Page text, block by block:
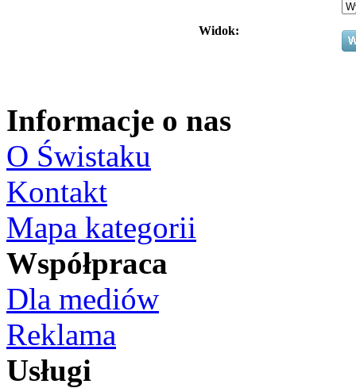
Widok:
Informacje o nas
O Świstaku
Kontakt
Mapa kategorii
Współpraca
Dla mediów
Reklama
Usługi